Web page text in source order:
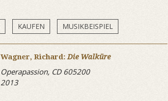
KAUFEN MUSIKBEISPIEL
Wagner, Richard:Die Walküre
Operapassion, CD 605200
2013